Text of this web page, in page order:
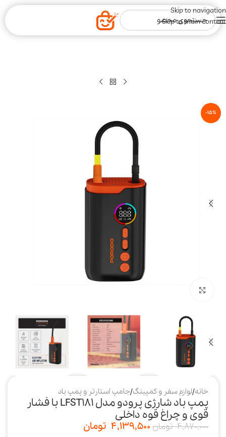
Skip to navigation
Skip to main content
-15%
خانه/لوازم سفر و کمپینگ/جامپ استارتر و پمپ باد
پمپ باد شارژی پرودو مدل LFST181 با فشار
قوی و چراغ قوه داخلی
4,870,000 تومان 4,139,500 تومان